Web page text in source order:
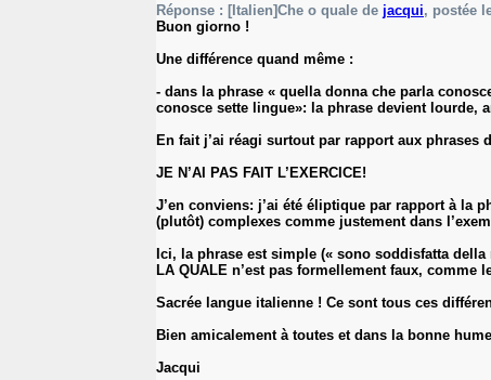
Réponse : [Italien]Che o quale de jacqui, postée
Buon giorno !
Une différence quand même :
- dans la phrase « quella donna che parla
conosce sette lingue»: la phrase devient lourde,
En fait j’ai réagi surtout par rapport aux phrases
JE N’AI PAS FAIT L’EXERCICE!
J’en conviens: j’ai été éliptique par rapport à la
(plutôt) complexes comme justement dans
Ici, la phrase est simple (« sono soddisfatta
LA QUALE n’est pas formellement faux, comme
Sacrée langue italienne ! Ce sont tous ces
Bien amicalement à toutes et dans la bonne
Jacqui